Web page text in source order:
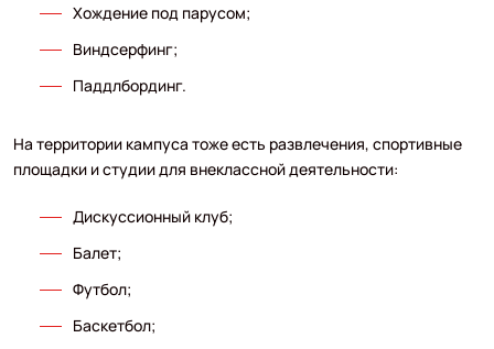
Хождение под парусом;
Виндсерфинг;
Паддлбординг.
На территории кампуса тоже есть развлечения, спортивные
площадки и студии для внеклассной деятельности:
Дискуссионный клуб;
Балет;
Футбол;
Баскетбол;